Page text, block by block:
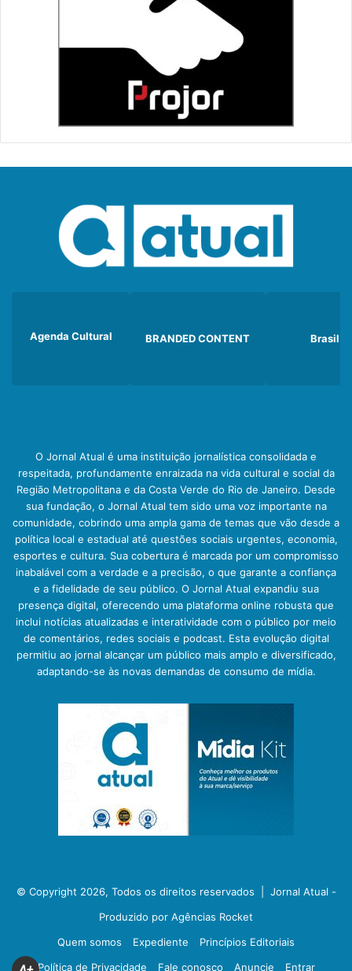
Agenda Cultural BRANDED CONTENT Brasil
O Jornal Atual é uma instituição jornalística consolidada e
respeitada, profundamente enraizada na vida cultural e social da
Região Metropolitana e da Costa Verde do Rio de Janeiro. Desde
sua fundação, o Jornal Atual tem sido uma voz importante na
comunidade, cobrindo uma ampla gama de temas que vão desde a
política local e estadual até questões sociais urgentes, economia,
esportes e cultura. Sua cobertura é marcada por um compromisso
inabalável com a verdade e a precisão, o que garante a confiança
e a fidelidade de seu público. O Jornal Atual expandiu sua
presença digital, oferecendo uma plataforma online robusta que
inclui notícias atualizadas e interatividade com o público por meio
de comentários, redes sociais e podcast. Esta evolução digital
permitiu ao jornal alcançar um público mais amplo e diversificado,
adaptando-se às novas demandas de consumo de mídia.
© Copyright 2026, Todos os direitos reservados | Jornal Atual -
Produzido por Agências Rocket
Quem somos
Expediente
Princípios Editoriais
Política de Privacidade
Fale conosco Anuncie Entrar